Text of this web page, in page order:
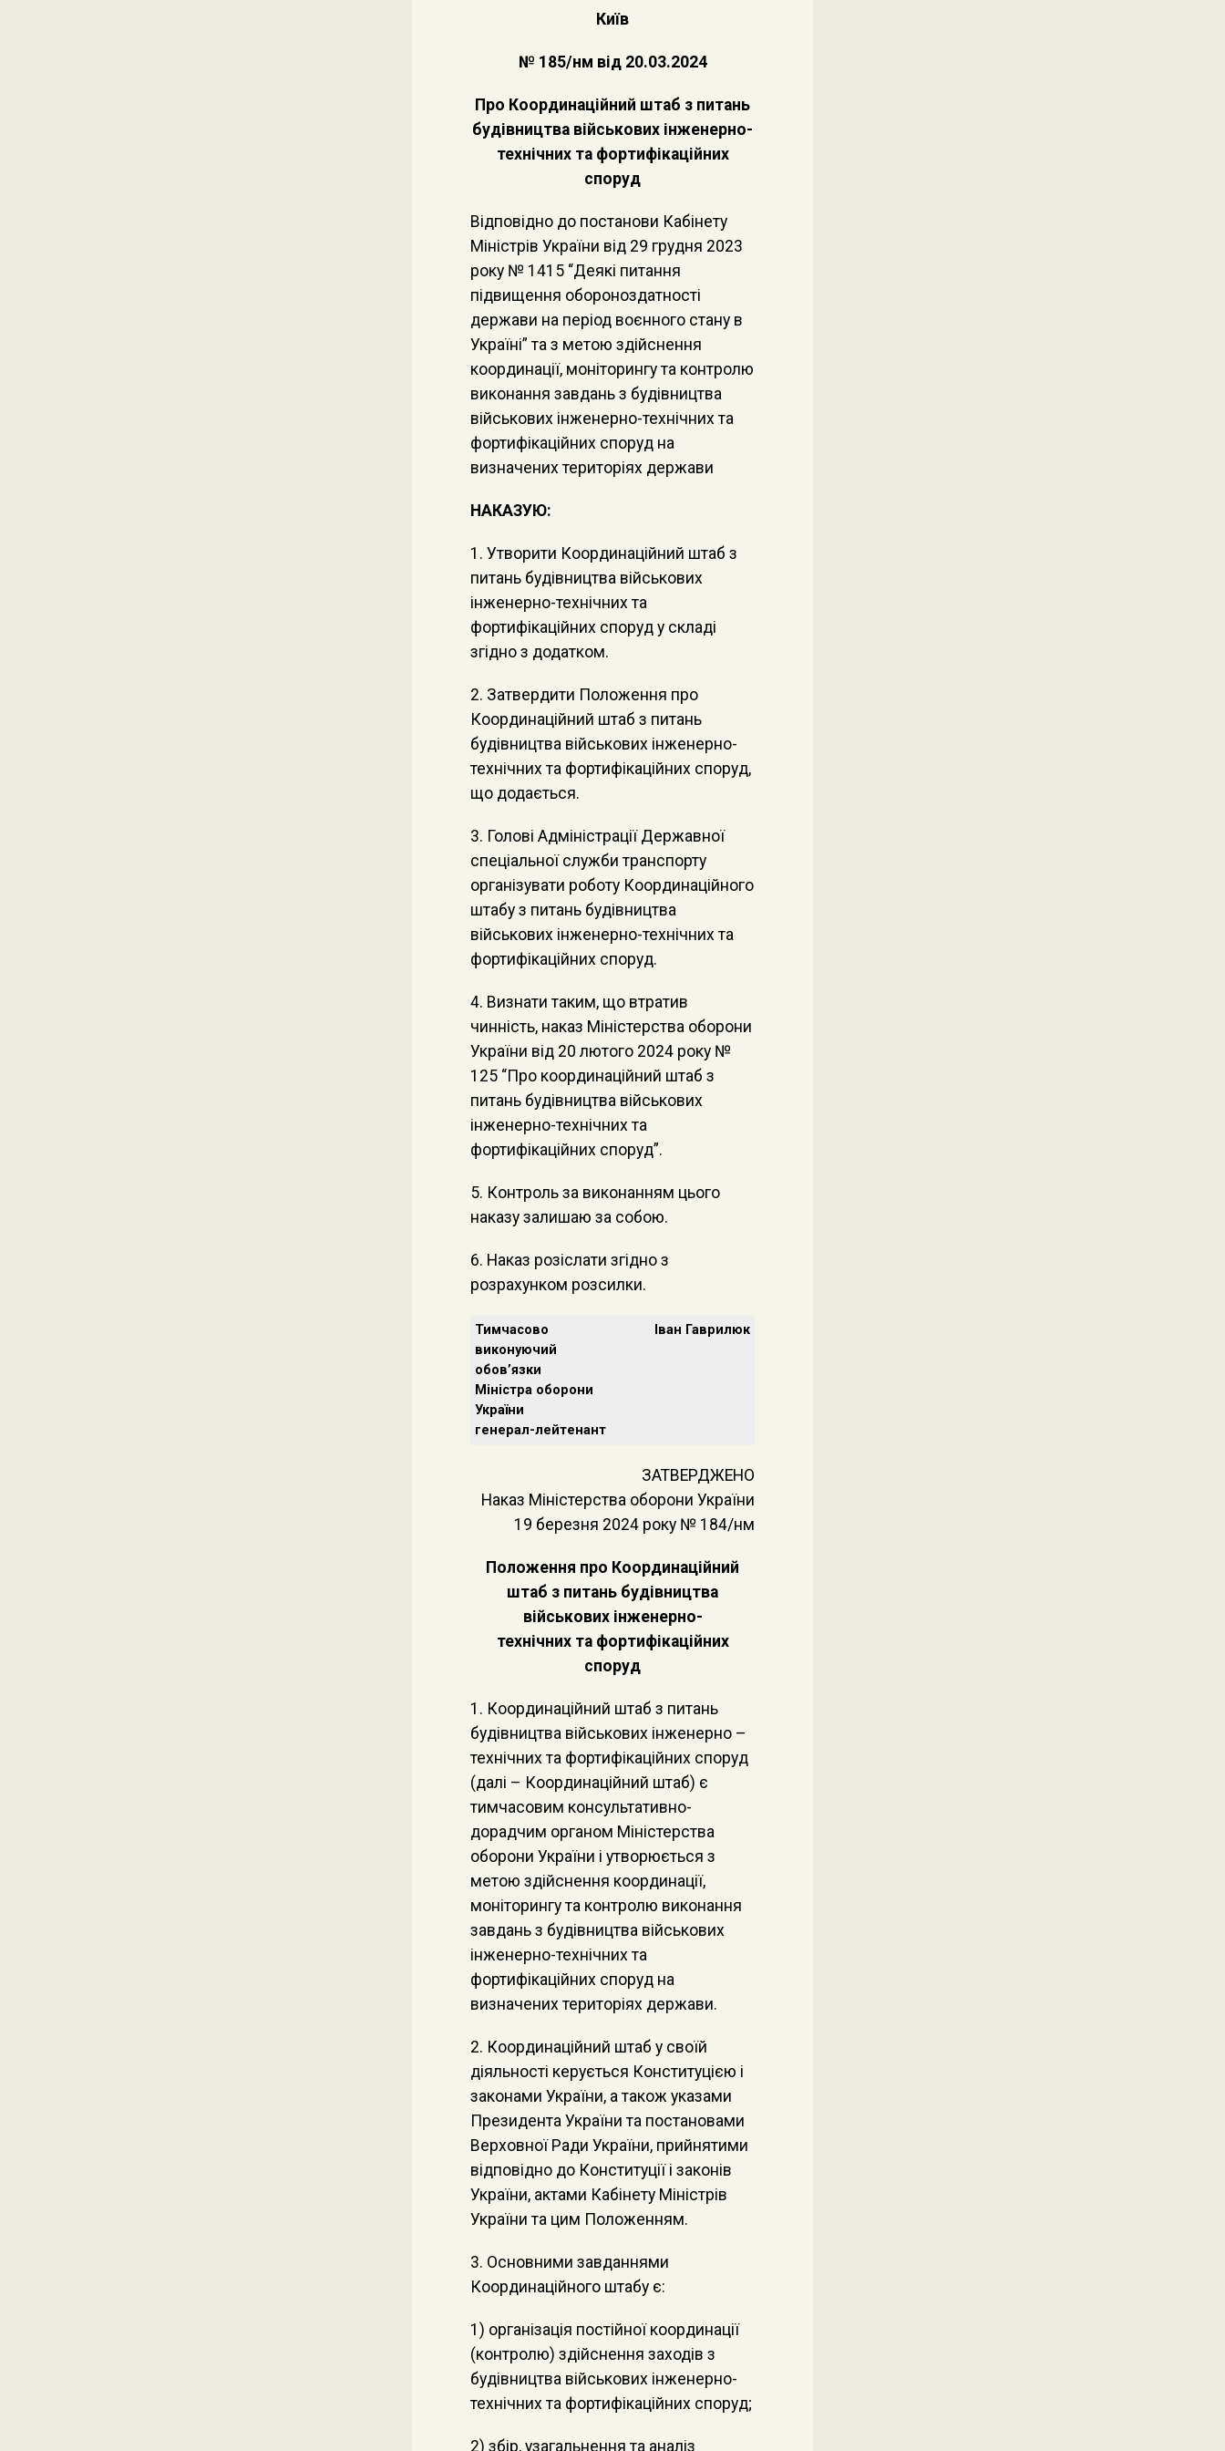
Київ
№ 185/нм від 20.03.2024
Про Координаційний штаб з питань
будівництва військових інженерно-
технічних та фортифікаційних
споруд
Відповідно до постанови Кабінету
Міністрів України від 29 грудня 2023
року № 1415 “Деякі питання
підвищення обороноздатності
держави на період воєнного стану в
Україні” та з метою здійснення
координації, моніторингу та контролю
виконання завдань з будівництва
військових інженерно-технічних та
фортифікаційних споруд на
визначених територіях держави
НАКАЗУЮ:
1. Утворити Координаційний штаб з
питань будівництва військових
інженерно-технічних та
фортифікаційних споруд у складі
згідно з додатком.
2. Затвердити Положення про
Координаційний штаб з питань
будівництва військових інженерно-
технічних та фортифікаційних споруд,
що додається.
3. Голові Адміністрації Державної
спеціальної служби транспорту
організувати роботу Координаційного
штабу з питань будівництва
військових інженерно-технічних та
фортифікаційних споруд.
4. Визнати таким, що втратив
чинність, наказ Міністерства оборони
України від 20 лютого 2024 року №
125 “Про координаційний штаб з
питань будівництва військових
інженерно-технічних та
фортифікаційних споруд”.
5. Контроль за виконанням цього
наказу залишаю за собою.
6. Наказ розіслати згідно з
розрахунком розсилки.
Тимчасово
виконуючий
обов’язки
Міністра оборони
України
генерал-лейтенант
Іван Гаврилюк
ЗАТВЕРДЖЕНО
Наказ Міністерства оборони України
19 березня 2024 року № 184/нм
Положення про Координаційний
штаб з питань будівництва
військових інженерно-
технічних та фортифікаційних
споруд
1. Координаційний штаб з питань
будівництва військових інженерно –
технічних та фортифікаційних споруд
(далі – Координаційний штаб) є
тимчасовим консультативно-
дорадчим органом Міністерства
оборони України і утворюється з
метою здійснення координації,
моніторингу та контролю виконання
завдань з будівництва військових
інженерно-технічних та
фортифікаційних споруд на
визначених територіях держави.
2. Координаційний штаб у своїй
діяльності керується Конституцією і
законами України, а також указами
Президента України та постановами
Верховної Ради України, прийнятими
відповідно до Конституції і законів
України, актами Кабінету Міністрів
України та цим Положенням.
3. Основними завданнями
Координаційного штабу є:
1) організація постійної координації
(контролю) здійснення заходів з
будівництва військових інженерно-
технічних та фортифікаційних споруд;
2) збір, узагальнення та аналіз